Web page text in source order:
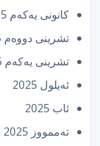
كانونی یه‌كه‌م 2025
تشرینی دووه‌م 2025
تشرینی یه‌كه‌م 2025
ئه‌یلول 2025
ئاب 2025
تەممووز 2025